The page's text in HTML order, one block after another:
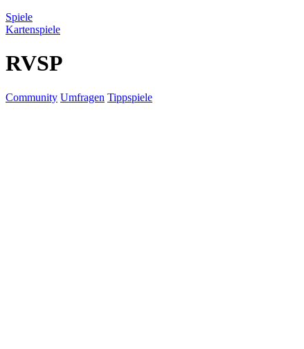
Spiele
Kartenspiele
RVSP
Community Umfragen Tippspiele